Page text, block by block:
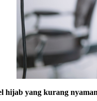
hijab yang kurang nyaman